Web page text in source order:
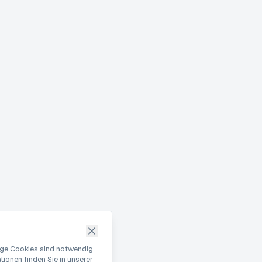
Cookies sind notwendig
finden Sie in unserer